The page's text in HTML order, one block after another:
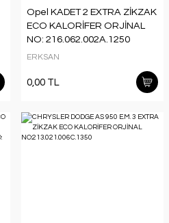
Opel KADET 2 EXTRA ZİKZAK
ECO KALORİFER ORJİNAL
NO: 216.062.002A.1250
ERKSAN
0,00 TL